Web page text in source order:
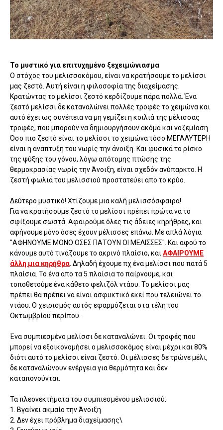
Το μυστικό για επιτυχημένο ξεχειμώνιασμα
Ο στόχος του μελισσοκόμου, είναι να κρατήσουμε το μελίσσι
μας ζεστό. Αυτή είναι η φιλοσοφία της διαχείμασης.
Κρατώντας το μελίσσι ζεστό κερδίζουμε πάρα πολλά. Ένα
ζεστό μελίσσι δε καταναλώνει πολλές τροφές το χειμώνα και
αυτό έχει ως συνέπεια να μη γεμίζει η κοιλιά της μέλισσας
τροφές, που μπορούν να δημιουργήσουν ακόμα και νοζεμίαση.
Όσο πιο ζεστό είναι το μελίσσι το χειμώνα τόσο ΜΕΓΑΛΥΤΕΡΗ
είναι η αναπτυξη του νωρίς την άνοιξη. Και φυσικά το ρίσκο
της ψύξης του γόνου, λόγω απότομης πτώσης της
θερμοκρασίας νωρίς την Άνοιξη, είναι σχεδόν ανύπαρκτο. Η
ζεστή φωλιά του μελισσιού προστατεύει απο το κρύο.
Δεύτερο μυστικό! Χτίζουμε μια καλή μελισσόσφαιρα!
Για να κρατήσουμε ζεστό το μελίσσι πρέπει πρώτα να το
σφίξουμε σωστά. Αφαιρούμε όλες τις άδειες κηρήθρες, και
αφήνουμε μόνο όσες έχουν μέλισσες επάνω. Με απλά λόγια
"ΑΦΗΝΟΥΜΕ ΜΟΝΟ ΟΣΕΣ ΠΑΤΟΥΝ ΟΙ ΜΕΛΙΣΣΕΣ". Και αφού το
κάνουμε αυτό τινάζουμε το ακρινό πλαίσιο, καιΑΦΑΙΡΟΥΜΕ
άλλη μια κηρήθρα. Δηλαδή έχουμε πχ ένα μελίσσι που πατά 5
πλαίσια. Το ένα απο τα 5 πλαίσια το παίρνουμε, και
τοποθετούμε ένα κάθετο φελιζόλ ντάου. Το μελίσσι μας
πρέπει θα πρέπει να είναι ασφυκτικό εκεί που τελειώνει το
ντάου. Ο χειρισμός αυτός εφαρμόζεται στα τέλη του
Οκτωμβρίου περίπου.
Ένα συμπιεσμένο μελίσσι δε καταναλώνει. Οι τροφές που
μπορεί να εξοικονομήσει ο μελισσοκόμος είναι μέχρι και 80%
διότι αυτό το μελίσσι είναι ζεστό. Οι μέλισσες δε τρώνε μέλι,
δε καταναλώνουν ενέργεια για θερμότητα και δεν
καταπονούνται.
Τα πλεονεκτήματα του συμπιεσμένου μελισσιού:
1. Βγαίνει ακμαίο την Άνοιξη
2. Δεν έχει πρόβλημα διαχείμασης\